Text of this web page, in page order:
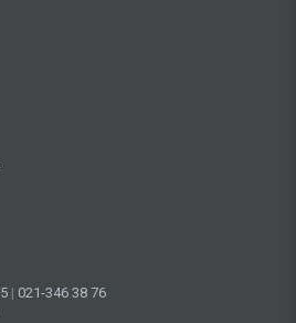
| 021-346 38 76